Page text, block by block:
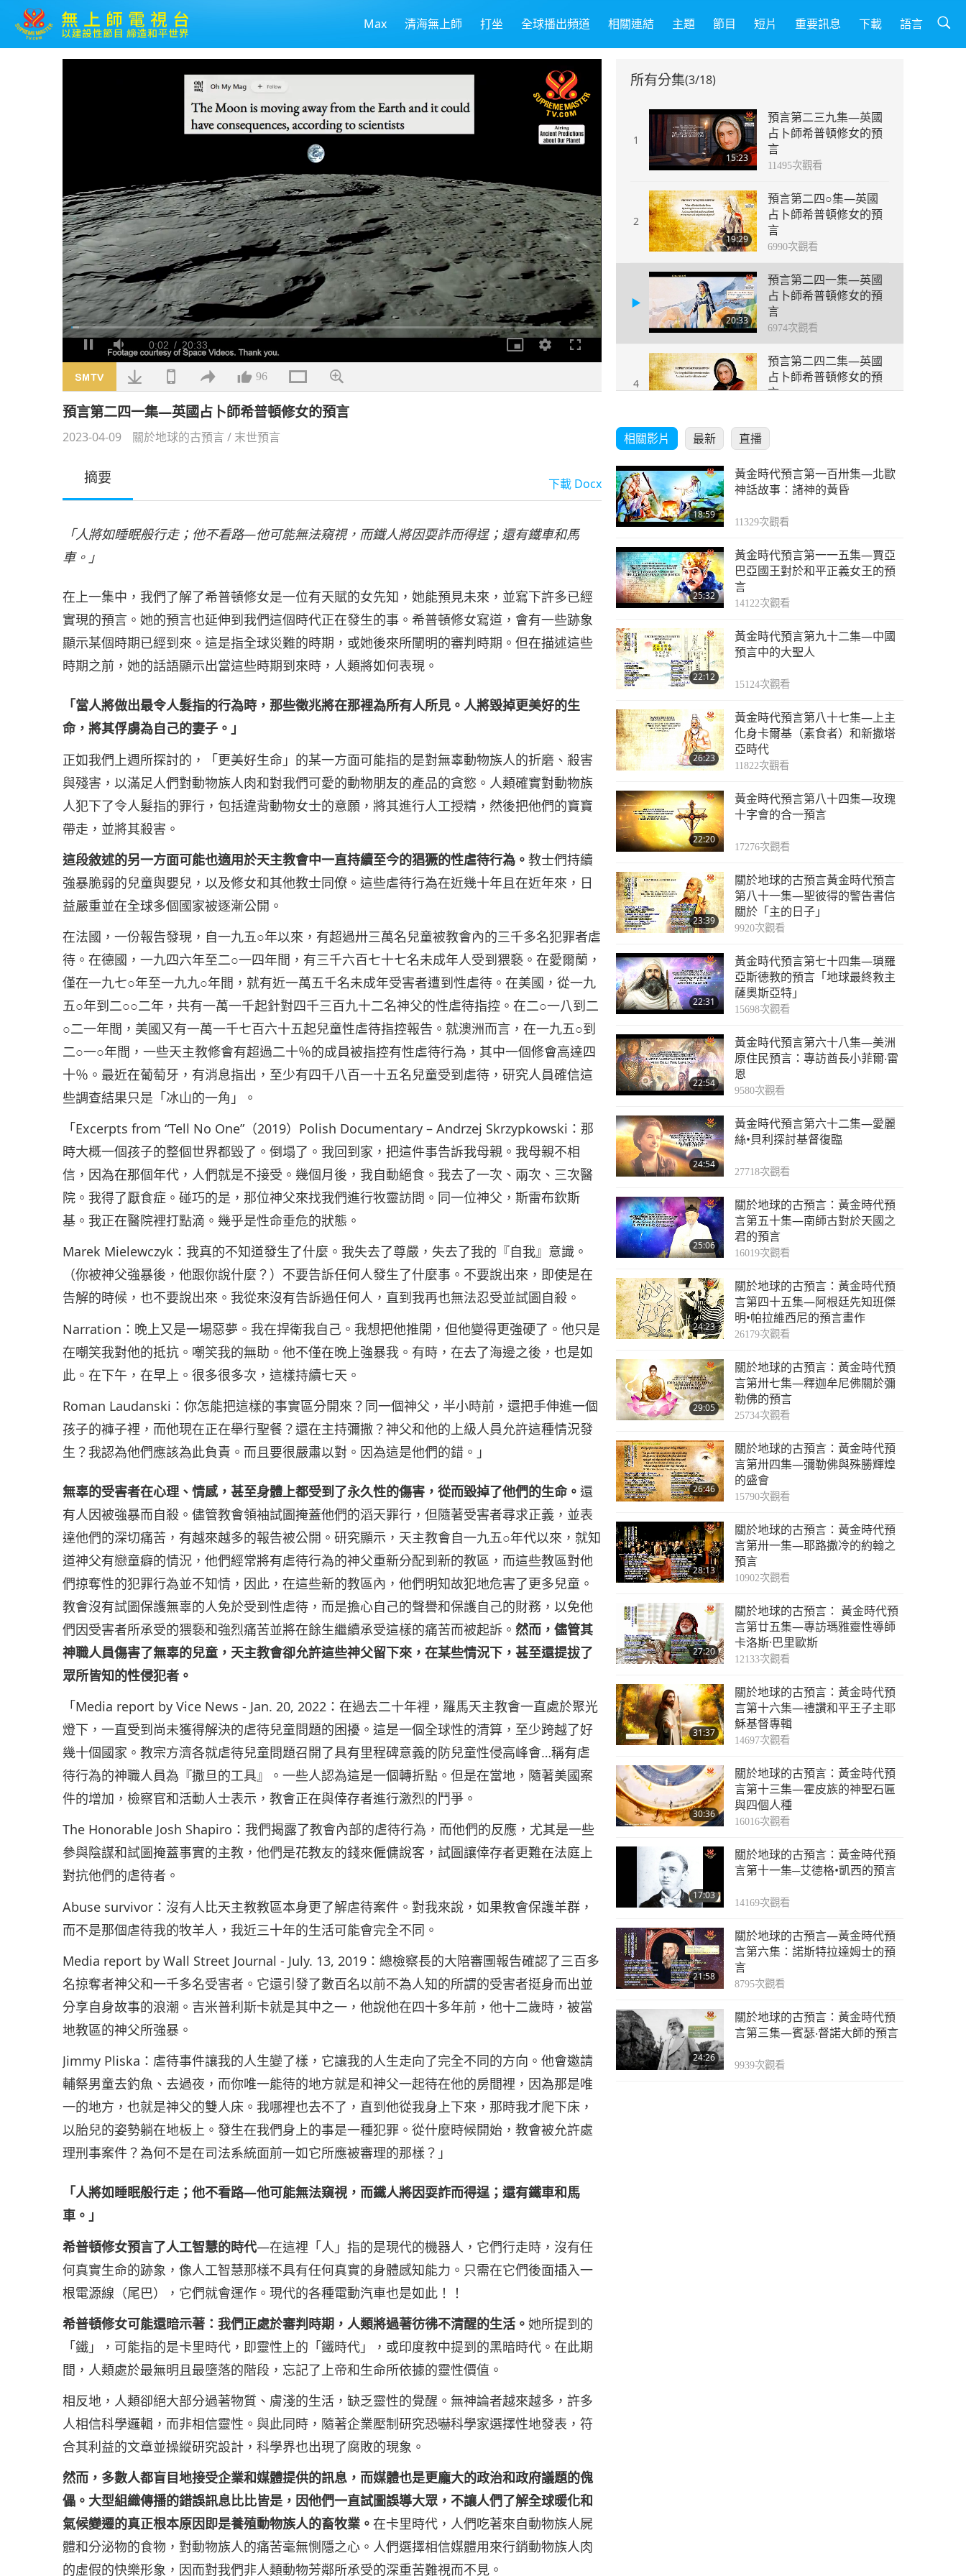
Max 清海無上師 打坐 全球播出頻道 相關連結 主題 節目 短片 重要訊息 下載 語言
靜
音
/
載
入
完
畢:
1.52%
解
析
96
預言第二四一集—英國占卜師希普頓修女的預言
2023-04-09 關於地球的古預言 / 末世預言
摘要 下載 Docx
「人將如睡眠般行走；他不看路—他可能無法窺視，而鐵人將因耍詐而得逞；還有鐵車和馬
車。」
在上一集中，我們了解了希普頓修女是一位有天賦的女先知，她能預見未來，並寫下許多已經
實現的預言。她的預言也延伸到我們這個時代正在發生的事。希普頓修女寫道，會有一些跡象
顯示某個時期已經到來。這是指全球災難的時期，或她後來所闡明的審判時期。但在描述這些
時期之前，她的話語顯示出當這些時期到來時，人類將如何表現。
「當人將做出最令人髮指的行為時，那些徵兆將在那裡為所有人所見。人將毀掉更美好的生
命，將其俘虜為自己的妻子。」
正如我們上週所探討的，「更美好生命」的某一方面可能指的是對無辜動物族人的折磨、殺害
與殘害，以滿足人們對動物族人肉和對我們可愛的動物朋友的產品的貪慾。人類確實對動物族
人犯下了令人髮指的罪行，包括違背動物女士的意願，將其進行人工授精，然後把他們的寶寶
帶走，並將其殺害。
這段敘述的另一方面可能也適用於天主教會中一直持續至今的猖獗的性虐待行為。教士們持續
強暴脆弱的兒童與嬰兒，以及修女和其他教士同僚。這些虐待行為在近幾十年且在近年來，日
益嚴重並在全球多個國家被逐漸公開。
在法國，一份報告發現，自一九五○年以來，有超過卅三萬名兒童被教會內的三千多名犯罪者虐
待。在德國，一九四六年至二○一四年間，有三千六百七十七名未成年人受到猥褻。在愛爾蘭，
僅在一九七○年至一九九○年間，就有近一萬五千名未成年受害者遭到性虐待。在美國，從一九
五○年到二○○二年，共有一萬一千起針對四千三百九十二名神父的性虐待指控。在二○一八到二
○二一年間，美國又有一萬一千七百六十五起兒童性虐待指控報告。就澳洲而言，在一九五○到
二○一○年間，一些天主教修會有超過二十％的成員被指控有性虐待行為，其中一個修會高達四
十％。最近在葡萄牙，有消息指出，至少有四千八百一十五名兒童受到虐待，研究人員確信這
些調查結果只是「冰山的一角」。
「Excerpts from “Tell No One”（2019）Polish Documentary – Andrzej Skrzypkowski：那
時大概一個孩子的整個世界都毀了。倒塌了。我回到家，把這件事告訴我母親。我母親不相
信，因為在那個年代，人們就是不接受。幾個月後，我自動絕食。我去了一次、兩次、三次醫
院。我得了厭食症。碰巧的是，那位神父來找我們進行牧靈訪問。同一位神父，斯雷布欽斯
基。我正在醫院裡打點滴。幾乎是性命垂危的狀態。
Marek Mielewczyk：我真的不知道發生了什麼。我失去了尊嚴，失去了我的『自我』意識。
（你被神父強暴後，他跟你說什麼？）不要告訴任何人發生了什麼事。不要說出來，即使是在
告解的時候，也不要說出來。我從來沒有告訴過任何人，直到我再也無法忍受並試圖自殺。
Narration：晚上又是一場惡夢。我在捍衛我自己。我想把他推開，但他變得更強硬了。他只是
在嘲笑我對他的抵抗。嘲笑我的無助。他不僅在晚上強暴我。有時，在去了海邊之後，也是如
此。在下午，在早上。很多很多次，這樣持續七天。
Roman Laudanski：你怎能把這樣的事實區分開來？同一個神父，半小時前，還把手伸進一個
孩子的褲子裡，而他現在正在舉行聖餐？還在主持彌撒？神父和他的上級人員允許這種情況發
生？我認為他們應該為此負責。而且要很嚴肅以對。因為這是他們的錯。」
無辜的受害者在心理、情感，甚至身體上都受到了永久性的傷害，從而毀掉了他們的生命。還
有人因被強暴而自殺。儘管教會領袖試圖掩蓋他們的滔天罪行，但隨著受害者尋求正義，並表
達他們的深切痛苦，有越來越多的報告被公開。研究顯示，天主教會自一九五○年代以來，就知
道神父有戀童癖的情況，他們經常將有虐待行為的神父重新分配到新的教區，而這些教區對他
們掠奪性的犯罪行為並不知情，因此，在這些新的教區內，他們明知故犯地危害了更多兒童。
教會沒有試圖保護無辜的人免於受到性虐待，而是擔心自己的聲譽和保護自己的財務，以免他
們因受害者所承受的猥褻和強烈痛苦並將在餘生繼續承受這樣的痛苦而被起訴。然而，儘管其
神職人員傷害了無辜的兒童，天主教會卻允許這些神父留下來，在某些情況下，甚至還提拔了
眾所皆知的性侵犯者。
「Media report by Vice News - Jan. 20, 2022：在過去二十年裡，羅馬天主教會一直處於聚光
燈下，一直受到尚未獲得解決的虐待兒童問題的困擾。這是一個全球性的清算，至少跨越了好
幾十個國家。教宗方濟各就虐待兒童問題召開了具有里程碑意義的防兒童性侵高峰會…稱有虐
待行為的神職人員為『撒旦的工具』。一些人認為這是一個轉折點。但是在當地，隨著美國案
件的增加，檢察官和活動人士表示，教會正在與倖存者進行激烈的鬥爭。
The Honorable Josh Shapiro：我們揭露了教會內部的虐待行為，而他們的反應，尤其是一些
參與陰謀和試圖掩蓋事實的主教，他們是花教友的錢來僱傭說客，試圖讓倖存者更難在法庭上
對抗他們的虐待者。
Abuse survivor：沒有人比天主教教區本身更了解虐待案件。對我來說，如果教會保護羊群，
而不是那個虐待我的牧羊人，我近三十年的生活可能會完全不同。
Media report by Wall Street Journal - July. 13, 2019：總檢察長的大陪審團報告確認了三百多
名掠奪者神父和一千多名受害者。它還引發了數百名以前不為人知的所謂的受害者挺身而出並
分享自身故事的浪潮。吉米普利斯卡就是其中之一，他說他在四十多年前，他十二歲時，被當
地教區的神父所強暴。
Jimmy Pliska：虐待事件讓我的人生變了樣，它讓我的人生走向了完全不同的方向。他會邀請
輔祭男童去釣魚、去過夜，而你唯一能待的地方就是和神父一起待在他的房間裡，因為那是唯
一的地方，也就是神父的雙人床。我哪裡也去不了，直到他從我身上下來，那時我才爬下床，
以胎兒的姿勢躺在地板上。發生在我們身上的事是一種犯罪。從什麼時候開始，教會被允許處
理刑事案件？為何不是在司法系統面前一如它所應被審理的那樣？」
「人將如睡眠般行走；他不看路—他可能無法窺視，而鐵人將因耍詐而得逞；還有鐵車和馬
車。」
希普頓修女預言了人工智慧的時代—在這裡「人」指的是現代的機器人，它們行走時，沒有任
何真實生命的跡象，像人工智慧那樣不具有任何真實的身體感知能力。只需在它們後面插入一
根電源線（尾巴），它們就會運作。現代的各種電動汽車也是如此！！
希普頓修女可能還暗示著：我們正處於審判時期，人類將過著彷彿不清醒的生活。她所提到的
「鐵」，可能指的是卡里時代，即靈性上的「鐵時代」，或印度教中提到的黑暗時代。在此期
間，人類處於最無明且最墮落的階段，忘記了上帝和生命所依據的靈性價值。
相反地，人類卻絕大部分過著物質、膚淺的生活，缺乏靈性的覺醒。無神論者越來越多，許多
人相信科學邏輯，而非相信靈性。與此同時，隨著企業壓制研究恐嚇科學家選擇性地發表，符
合其利益的文章並操縱研究設計，科學界也出現了腐敗的現象。
然而，多數人都盲目地接受企業和媒體提供的訊息，而媒體也是更龐大的政治和政府議題的傀
儡。大型組織傳播的錯誤訊息比比皆是，因他們一直試圖誤導大眾，不讓人們了解全球暖化和
氣候變遷的真正根本原因即是養殖動物族人的畜牧業。在卡里時代，人們吃著來自動物族人屍
體和分泌物的食物，對動物族人的痛苦毫無惻隱之心。人們選擇相信媒體用來行銷動物族人肉
的虛假的快樂形象，因而對我們非人類動物芳鄰所承受的深重苦難視而不見。
所有分集(3/18)
1
15:23
預言第二三九集—英國
占卜師希普頓修女的預
言
11495次觀看
2
19:29
預言第二四○集—英國
占卜師希普頓修女的預
言
6990次觀看
20:33
預言第二四一集—英國
占卜師希普頓修女的預
言
6974次觀看
4
預言第二四二集—英國
占卜師希普頓修女的預
言
5
22:35
言
5817 次觀看
6
19:22
預言第二四四集—英國
言
5515次觀看
7
25:17
預言第二四五集—英國
言
5888次觀看
8
20:24
預言第二四六集—英國
言
6298次觀看
9
21:50
預言第二四七集—英國
言
6182次觀看
10
21:02
預言第二四八集—英國
言
5494次觀看
11
22:12
預言第二四九集—英國
言
5515次觀看
12
24:15
預言第二五○集—英國
言
5855次觀看
13
19:45
預言第二五一集—英國
言
5689次觀看
14
20:52
預言第二五二集—英國
言
5584次觀看
15
21:27
預言第二五三集—英國
言
11370次觀看
16
20:13
預言第二五四集—英國
言
9072次觀看
17
18:06
預言第二五五集—英國
言
7258次觀看
18
25:46
預言第二五六集—英國
言
8524次觀看
相關影片 最新 直播
18:59
黃金時代預言第一百卅集—北歐
神話故事：諸神的黃昏
11329次觀看
25:32
黃金時代預言第一一五集—賈亞
巴亞國王對於和平正義女王的預
言
14122次觀看
22:12
黃金時代預言第九十二集—中國
預言中的大聖人
15124次觀看
26:23
黃金時代預言第八十七集—上主
化身卡爾基（素食者）和新撒塔
亞時代
11822次觀看
22:20
黃金時代預言第八十四集—玫瑰
十字會的合一預言
17276次觀看
23:39
關於地球的古預言黃金時代預言
第八十一集—聖彼得的警告書信
關於「主的日子」
9920次觀看
22:31
黃金時代預言第七十四集—瑣羅
亞斯德教的預言「地球最終救主
薩奧斯亞特」
15698次觀看
22:54
黃金時代預言第六十八集—美洲
原住民預言：專訪酋長小菲爾‧雷
恩
9580次觀看
24:54
黃金時代預言第六十二集—愛麗
絲•貝利探討基督復臨
27718次觀看
25:06
關於地球的古預言：黃金時代預
言第五十集—南師古對於天國之
君的預言
16019次觀看
24:23
關於地球的古預言：黃金時代預
言第四十五集—阿根廷先知班傑
明•帕拉維西尼的預言畫作
26179次觀看
29:05
關於地球的古預言：黃金時代預
言第卅七集—釋迦牟尼佛關於彌
勒佛的預言
25734次觀看
26:46
關於地球的古預言：黃金時代預
言第卅四集—彌勒佛與殊勝輝煌
的盛會
15790次觀看
28:13
關於地球的古預言：黃金時代預
言第卅一集—耶路撒冷的約翰之
預言
10902次觀看
27:20
關於地球的古預言： 黃金時代預
言第廿五集—專訪瑪雅靈性導師
卡洛斯·巴里歐斯
12133次觀看
31:37
關於地球的古預言：黃金時代預
言第十六集—禮讚和平王子主耶
穌基督專輯
14697次觀看
30:36
關於地球的古預言：黃金時代預
言第十三集—霍皮族的神聖石匾
與四個人種
16016次觀看
17:03
關於地球的古預言：黃金時代預
言第十一集─艾德格•凱西的預言
14169次觀看
21:58
關於地球的古預言—黃金時代預
言第六集：諾斯特拉達姆士的預
言
8795次觀看
24:26
關於地球的古預言：黃金時代預
言第三集—賓瑟‧督諾大師的預言
9939次觀看